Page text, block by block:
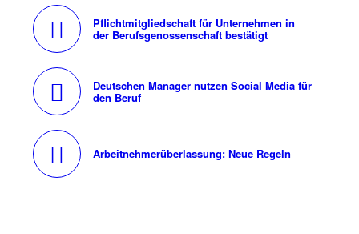
Pflichtmitgliedschaft für Unternehmen in
der Berufsgenossenschaft bestätigt
Deutschen Manager nutzen Social Media für
den Beruf
Arbeitnehmerüberlassung: Neue Regeln